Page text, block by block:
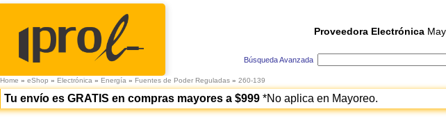
Proveedora Electrónica
Búsqueda Avanzada
Home » eShop » Electrónica » Energía » Fuentes de Poder Reguladas » 260-139
Tu envío es GRATIS en compras mayores a $999*No aplica en Mayoreo.